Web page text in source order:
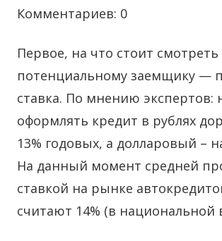
Комментариев: 0
Первое, на что стоит смотреть
потенциальному заемщику —
ставка. По мнению экспертов:
оформлять кредит в рублях
13% годовых, а долларовый –
На данный момент средней
ставкой на рынке
считают 14% (в национальной